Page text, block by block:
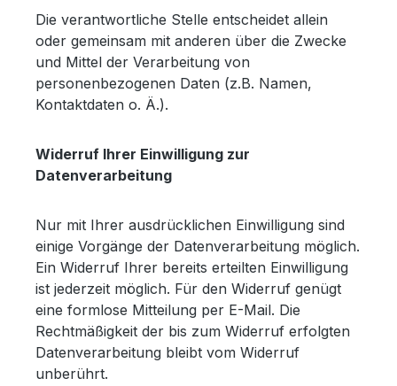
Die verantwortliche Stelle entscheidet allein
oder gemeinsam mit anderen über die Zwecke
und Mittel der Verarbeitung von
personenbezogenen Daten (z.B. Namen,
Kontaktdaten o. Ä.).
Widerruf Ihrer Einwilligung zur
Datenverarbeitung
Nur mit Ihrer ausdrücklichen Einwilligung sind
einige Vorgänge der Datenverarbeitung möglich.
Ein Widerruf Ihrer bereits erteilten Einwilligung
ist jederzeit möglich. Für den Widerruf genügt
eine formlose Mitteilung per E-Mail. Die
Rechtmäßigkeit der bis zum Widerruf erfolgten
Datenverarbeitung bleibt vom Widerruf
unberührt.